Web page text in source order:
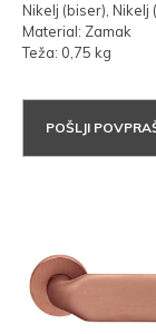
Nikelj (biser), Nikelj
Material: Zamak
Teža: 0,75 kg
POŠLJI